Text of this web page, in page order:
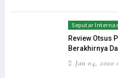
Seputar
Review Otsus
Berakhirnya
Jan 04, 2020